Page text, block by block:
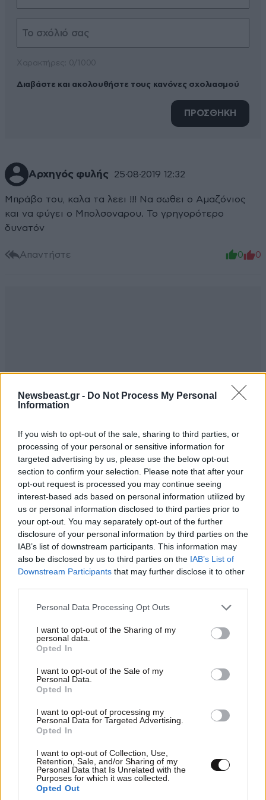
Newsbeast.gr - Do Not Process My Personal
Information
If you wish to opt-out of the sale, sharing to third parties, or
processing of your personal or sensitive information for
targeted advertising by us, please use the below opt-out
section to confirm your selection. Please note that after your
opt-out request is processed you may continue seeing
interest-based ads based on personal information utilized by
us or personal information disclosed to third parties prior to
your opt-out. You may separately opt-out of the further
disclosure of your personal information by third parties on the
IAB’s list of downstream participants. This information may
also be disclosed by us to third parties on the IAB’s List of
Downstream Participants that may further disclose it to other
Please note that this website/app uses one or more Google
not limited to your visit or usage behaviour. You may click to
grant or deny consent to Google and its third-party tags to
use your data for below specified purposes in below Google
consent section.
Personal Data Processing Opt Outs
I want to opt-out of the Sharing of my
personal data.
Opted In
I want to opt-out of the Sale of my
Personal Data.
Opted In
I want to opt-out of processing my
Personal Data for Targeted Advertising.
Opted In
I want to opt-out of Collection, Use,
Retention, Sale, and/or Sharing of my
Personal Data that Is Unrelated with the
Purposes for which it was collected.
Opted Out
Διαβάστε και ακολουθήστε τους κανόνες σχολιασμού
ΠΡΟΣΘΗΚΗ
Αρχηγός φυλής 25·08·2019 12:32
Μπράβο του, καλα τα λεει !!! Να σωθει ο Αμαζόνιος
και να φύγει ο Μπολσοναρου. Το γρηγορότερο
δυνατόν
Απαντήστε 0 0
Κοκο 24·08·2019 18:19
Ο φασισμός σε όλες τις εκφάνσεις του παρέα με τον
καπιταλισμό.
Απαντήστε
Άσπρο μαύρο 24·08·2019 11:17
Μισό λεπτό να κάνω λάικ στο φβ
Ε.Α. 24·08·2019 10:09
για τα υπερκέρδη των μεγάλων συμφερόντων. Πώς
αλλιώς το 0,8% του παγκόσμιου πληθυσμού κατέχει
σχεδόν το 60% του παγκόσμιου πλούτου?